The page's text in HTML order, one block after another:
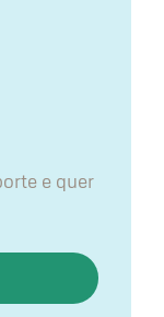
e quer